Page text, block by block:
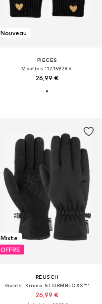
Nouveau
PIECES
Moufles '17159286'
26,99 €
Mixte
OFFRE
REUSCH
Gants 'Kiruna STORMBLOXX™'
26,99 €